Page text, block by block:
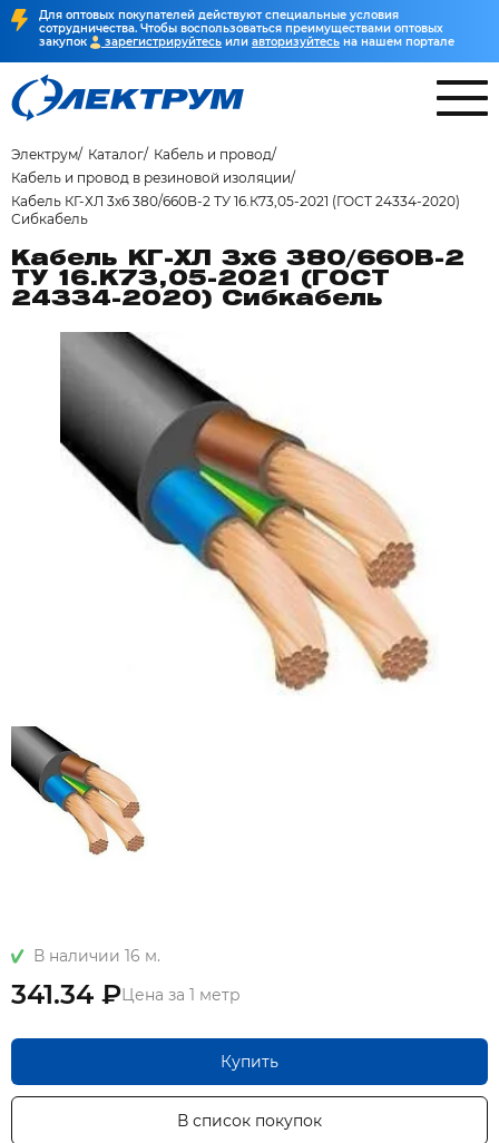
Для оптовых покупателей действуют специальные условия
сотрудничества. Чтобы воспользоваться преимуществами оптовых
закупок
зарегистрируйтесь или авторизуйтесь на нашем портале
Электрум Каталог
Кабель и провод
Кабель и провод в резиновой изоляции
Кабель КГ-ХЛ 3х6 380/660В-2 ТУ 16.К73,05-2021 (ГОСТ 24334-2020)
Сибкабель
Кабель КГ-ХЛ 3х6 380/660В-2
ТУ 16.К73,05-2021 (ГОСТ
24334-2020) Сибкабель
В наличии 16 м.
341.34 ₽Цена за 1 метр
Купить
В список покупок